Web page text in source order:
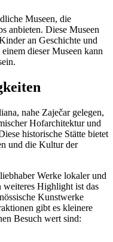
Museen, die
anbieten. Diese Museen
an Geschichte und
dieser Museen kann
nahe Zaječar gelegen,
Hofarchitektur und
historische Stätte bietet
und die Kultur der
Werke lokaler und
Highlight ist das
Kunstwerke
gibt es kleinere
Besuch wert sind: